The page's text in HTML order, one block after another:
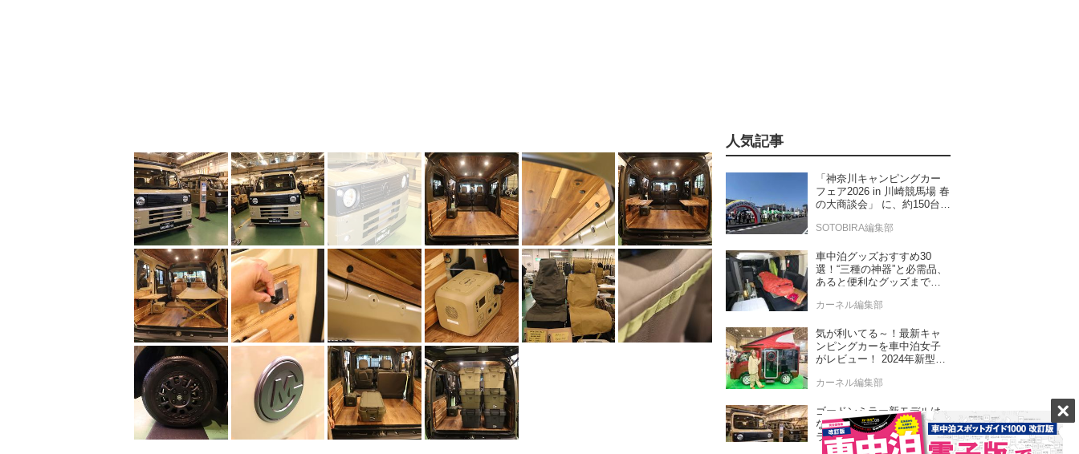
人気記事
「神奈川キャンピングカー
フェア2026 in 川崎競馬場 春
の大商談会」 に、約150台の
SOTOBIRA編集部
車中泊グッズおすすめ30
選！“三種の神器”と必需品、
あると便利なグッズまで車
カーネル編集部
気が利いてる～！最新キャ
ンピングカーを車中泊女子
がレビュー！ 2024年新型モ
カーネル編集部
ゴードンミラー新モデルは
なんと軽バン！ゴードンミ
ラーらしさを踏襲したセン
ス抜群のバンライフ車が発